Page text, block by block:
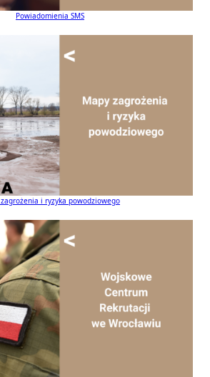
Powiadomienia SMS
i ryzyka powodziowego